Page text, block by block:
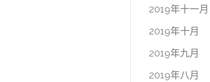
2019年十一月
2019年十月
2019年九月
2019年八月